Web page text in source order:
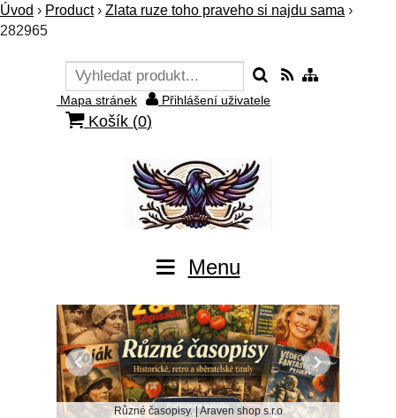
Úvod › Product› Zlata ruze toho praveho si najdu sama ›
282965
Mapa stránek Přihlášení uživatele
Košík (0)
Menu
Různé časopisy. | Araven shop s.r.o